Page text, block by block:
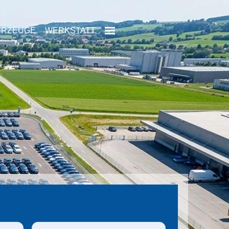
WERKSTATT